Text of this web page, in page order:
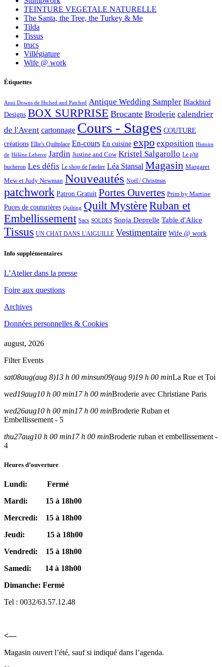
TEINTURE VEGETALE NATURELLE
The Santa, the Tree, the Turkey & Me
Tilda
Tissus
trucs
Villégiature
Wife @ work
Étiquettes
Anni Downs de Htched and Patched Antique Wedding Sampler Blackbird
Designs BOX SURPRISE Brocante Broderie calendrier
de l'Avent cartonnage Cours - Stages COUTURE
créations Ellie's Quiltplace En-cours En cuisine expo exposition Histoire
de Hélène Leberre Jardin Justine and Cow Kristel Salgarollo Le p'tit
bucheron Les défis Le shop de l'atelier Léa Stansal Magasin Margaret
Mew et Judy Newman Nouveautés Noël / Christmas
patchwork Patron Gratuit Portes Ouvertes Prim by Martine
Puces de couturières Quilting Quilt MystèreRuban et
Embellissement Sacs SOLDES Sonja Deprelle Table d'Alice
Tissus UN CHAT DANS L'AIGUILLE Vestimentaire Wife @ work
Info supplémentaires
L’Atelier dans la presse
Foire aux questions
Archives
Données personnelles & Cookies
august, 2026
Filter Events
sat08aug(aug 8)13 h 00 minsun09(aug 9)19 h 00 minLa Rue et Toi
wed19aug10 h 00 min17 h 00 minBroderie avec Christiane Paris
wed26aug10 h 00 min17 h 00 minBroderie Ruban et
Embellissement - 5
thu27aug10 h 00 min17 h 00 minBroderie ruban et embellissement -
4
Heures d’ouverture
Lundi: Fermé
Mardi: 15 à 18h00
Mercredi: 15 à 18h00
Jeudi: 15 à 18h00
Vendredi: 15 à 18h00
Samedi: 14 à 18h00
Dimanche: Fermé
Tel : 0032/63.57.12.48
<—
Magasin ouvert l’été, sauf si indiqué dans l’agenda.